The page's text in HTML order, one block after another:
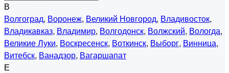
В
Волгоград, Воронеж, Великий Новгород, Владивосток,
Владикавказ, Владимир, Волгодонск, Волжский, Вологда,
Великие Луки, Воскресенск, Воткинск, Выборг, Винница,
Витебск, Ванадзор, Вагаршапат
Е